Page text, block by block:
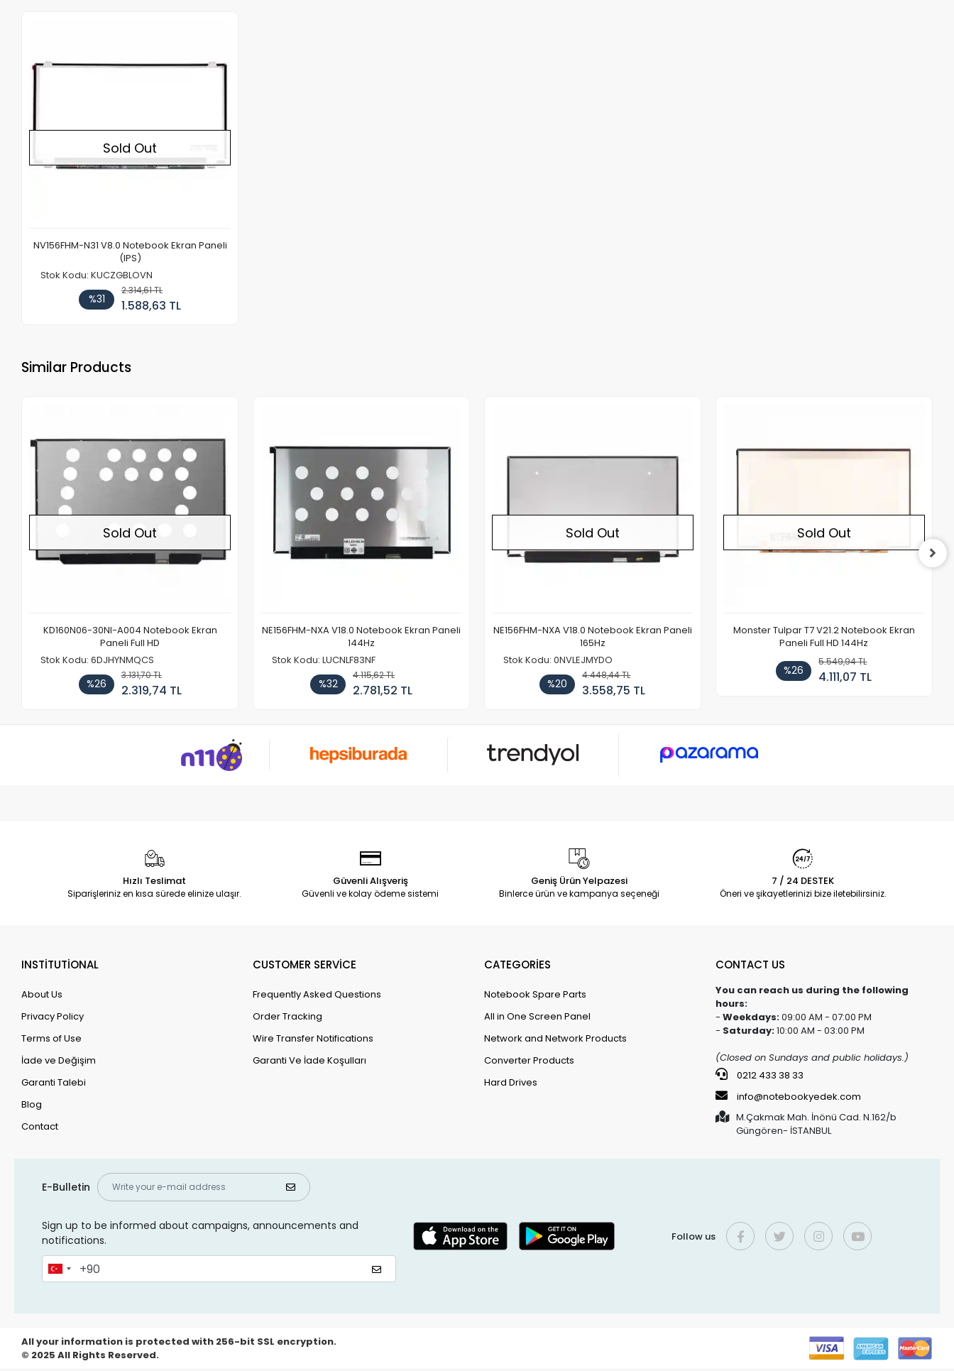
Sold Out
NV156FHM-N31 V8.0 Notebook Ekran Paneli
(IPS)
Stok Kodu: KUCZGBLOVN
%31
2.314,61 TL
1.588,63 TL
Similar Products
Sold Out
KD160N06-30NI-A004 Notebook Ekran
Paneli Full HD
Stok Kodu: 6DJHYNMQCS
%26
3.131,70 TL
2.319,74 TL
NE156FHM-NXA V18.0 Notebook Ekran Paneli
144Hz
Stok Kodu: LUCNLF83NF
%32
4.115,62 TL
2.781,52 TL
Sold Out
NE156FHM-NXA V18.0 Notebook Ekran Paneli
165Hz
Stok Kodu: 0NVLEJMYDO
%20
4.448,44 TL
3.558,75 TL
Sold Out
Monster Tulpar T7 V21.2 Notebook Ekran
Paneli Full HD 144Hz
%26
5.549,94 TL
4.111,07 TL
Hızlı Teslimat
Siparişleriniz en kısa sürede elinize ulaşır.
Güvenli Alışveriş
Güvenli ve kolay ödeme sistemi
Geniş Ürün Yelpazesi
Binlerce ürün ve kampanya seçeneği
7 / 24 DESTEK
Öneri ve şikayetlerinizi bize iletebilirsiniz.
INSTİTUTİONAL
About Us
Privacy Policy
Terms of Use
İade ve Değişim
Garanti Talebi
Blog
Contact
CUSTOMER SERVİCE
Frequently Asked Questions
Order Tracking
Wire Transfer Notifications
Garanti Ve İade Koşulları
CATEGORİES
Notebook Spare Parts
All in One Screen Panel
Network and Network Products
Converter Products
Hard Drives
CONTACT US
You can reach us during the following
hours:
- Weekdays:09:00 AM - 07:00 PM
- Saturday:10:00 AM - 03:00 PM
(Closed on Sundays and public holidays.)
0212 433 38 33
info@notebookyedek.com
M.Çakmak Mah. İnönü Cad. N.162/b
Güngören- İSTANBUL
E-Bulletin
Sign up to be informed about campaigns, announcements and
notifications.
Follow us
All your information is protected with 256-bit SSL encryption.
© 2025 All Rights Reserved.